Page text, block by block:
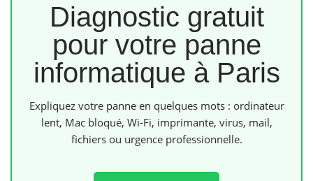
Diagnostic gratuit
pour votre panne
informatique à Paris
Expliquez votre panne en quelques mots : ordinateur
lent, Mac bloqué, Wi-Fi, imprimante, virus, mail,
fichiers ou urgence professionnelle.